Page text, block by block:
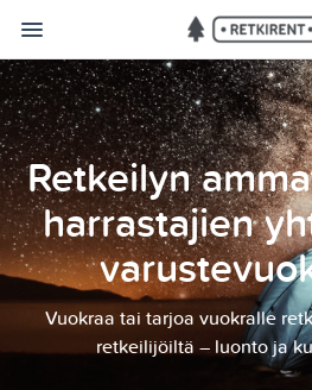
Retkeilyn
harrastajien
Vuokraa tai tarjoa vuokralle
retkeilijöiltä – luonto ja